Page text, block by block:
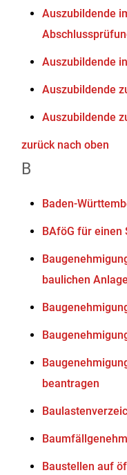
Auszubildende
Auszubildende
Auszubildende
Auszubildende
zurück nach oben
B
Baden-
BAföG für einen
baulichen
beantragen
Baustellen auf